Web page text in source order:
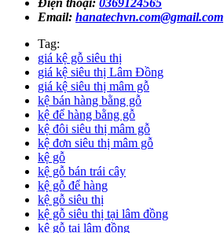
Email: hanatechvn.com@gmail.com
Tag:
giá kệ gỗ siêu thị
giá kệ siêu thị Lâm Đồng
giá kệ siêu thị mâm gỗ
kệ bán hàng bằng gỗ
kệ để hàng bằng gỗ
kệ đôi siêu thị mâm gỗ
kệ đơn siêu thị mâm gỗ
kệ gỗ
kệ gỗ bán trái cây
kệ gỗ để hàng
kệ gỗ siêu thị
kệ gỗ siêu thị tại lâm đồng
kệ gỗ tại lâm đồng